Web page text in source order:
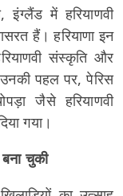
में हरियाणवी
हैं। हरियाणा इन
संस्कृति और
पहल पर, पेरिस
जैसे हरियाणवी
गया।
चुकी